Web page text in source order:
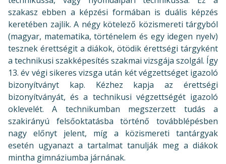
szakasz ebben a képzési formában is duális képzés
keretében zajlik. A négy kötelező közismereti tárgyból
(magyar, matematika, történelem és egy idegen nyelv)
tesznek érettségit a diákok, ötödik érettségi tárgyként
a technikusi szakképesítés szakmai vizsgája szolgál. Így
13. év végi sikeres vizsga után két végzettséget igazoló
bizonyítványt kap. Kézhez kapja az érettségi
bizonyítványát, és a technikusi végzettségét igazoló
oklevelét. A technikumban megszerzett tudás a
szakirányú felsőoktatásba történő továbblépésben
nagy előnyt jelent, míg a közismereti tantárgyak
esetén ugyanazt a tartalmat tanulják meg a diákok
mintha gimnáziumba járnának.